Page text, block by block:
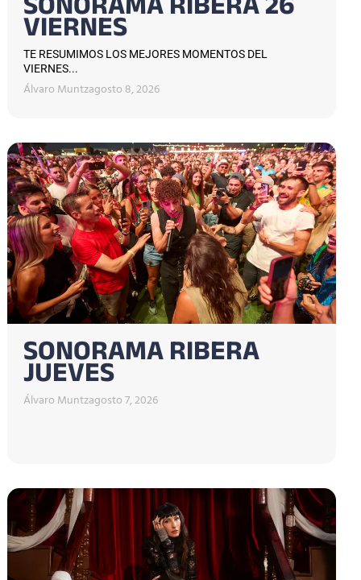
SONORAMA RIBERA 26
VIERNES
TE RESUMIMOS LOS MEJORES MOMENTOS DEL
VIERNES...
Álvaro Muntzagosto 8, 2026
SONORAMA RIBERA
JUEVES
Álvaro Muntzagosto 7, 2026